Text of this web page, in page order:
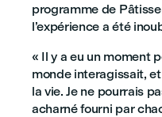
programme de
l’expérience a été
« Il y a eu un moment
monde interagissait,
la vie. Je ne pourrais
acharné fourni par